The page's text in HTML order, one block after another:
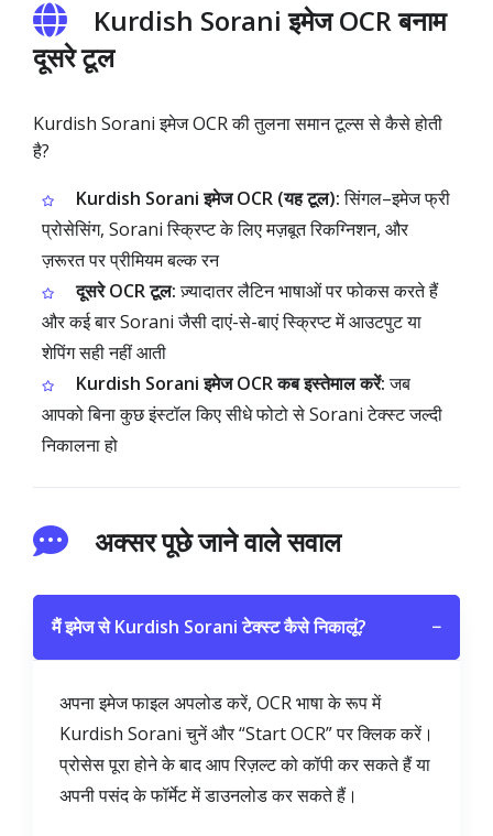
Kurdish Sorani इमेज OCR बनाम
दूसरे टूल
Kurdish Sorani इमेज OCR की तुलना समान टूल्स से कैसे होती
है?
Kurdish Sorani इमेज OCR (यह टूल):सिंगल–इमेज फ्री
प्रोसेसिंग, Sorani स्क्रिप्ट के लिए मज़बूत रिकग्निशन, और
ज़रूरत पर प्रीमियम बल्क रन
दूसरे OCR टूल:ज़्यादातर लैटिन भाषाओं पर फोकस करते हैं
और कई बार Sorani जैसी दाएं-से-बाएं स्क्रिप्ट में आउटपुट या
शेपिंग सही नहीं आती
Kurdish Sorani इमेज OCR कब इस्तेमाल करें:जब
आपको बिना कुछ इंस्टॉल किए सीधे फोटो से Sorani टेक्स्ट जल्दी
निकालना हो
अक्सर पूछे जाने वाले सवाल
मैं इमेज से Kurdish Sorani टेक्स्ट कैसे निकालूं? −
अपना इमेज फाइल अपलोड करें, OCR भाषा के रूप में
Kurdish Sorani चुनें और “Start OCR” पर क्लिक करें।
प्रोसेस पूरा होने के बाद आप रिज़ल्ट को कॉपी कर सकते हैं या
अपनी पसंद के फॉर्मेट में डाउनलोड कर सकते हैं।